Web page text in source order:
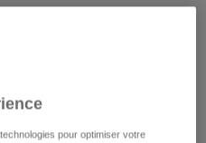
pour optimiser votre